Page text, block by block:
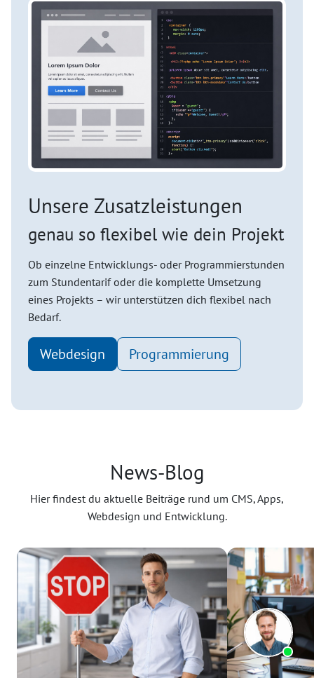
Unsere Zusatzleistungen
genau so flexibel wie dein Projekt
Ob einzelne Entwicklungs- oder Programmierstunden
zum Stundentarif oder die komplette Umsetzung
eines Projekts – wir unterstützen dich flexibel nach
Bedarf.
Webdesign Programmierung
News-Blog
Hier findest du aktuelle Beiträge rund um CMS, Apps,
Webdesign und Entwicklung.